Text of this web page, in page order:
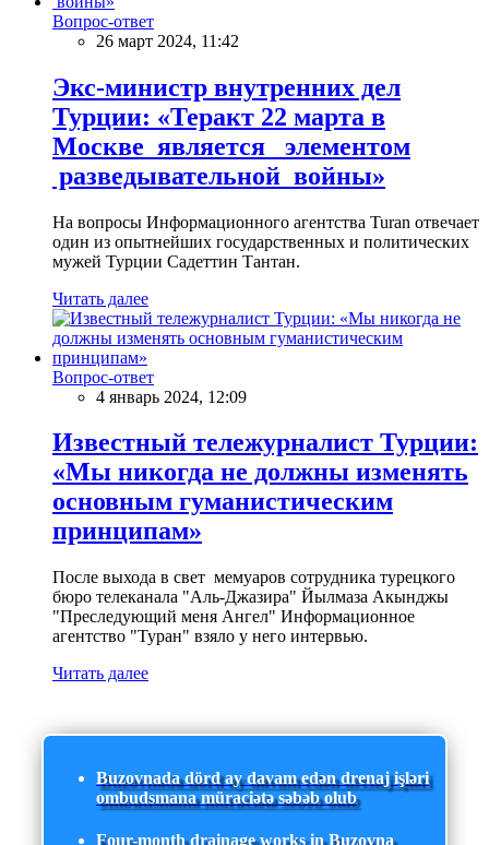
Вопрос-ответ
26 март 2024, 11:42
Экс-министр внутренних дел
Турции: «Теракт 22 марта в
Москве является элементом
разведывательной войны»
На вопросы Информационного агентства Turan отвечает
один из опытнейших государственных и политических
мужей Турции Садеттин Тантан.
Читать далее
Вопрос-ответ
4 январь 2024, 12:09
Известный тележурналист Турции:
«Мы никогда не должны изменять
основным гуманистическим
принципам»
После выхода в свет мемуаров сотрудника турецкого
бюро телеканала "Аль-Джазира" Йылмаза Акынджы
"Преследующий меня Ангел" Информационное
агентство "Туран" взяло у него интервью.
Читать далее
Buzovnada dörd ay davam edən drenaj işləri
ombudsmana müraciətə səbəb olub
Four-month drainage works in Buzovna